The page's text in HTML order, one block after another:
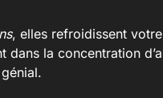
, elles refroidissent
dans la concentration